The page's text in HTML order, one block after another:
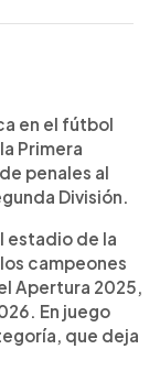
División
en la
1-1 en
Edgard
INCA.
se
clave. Con
ascenso de
la
en el fútbol
Primera
penales al
División.
estadio de la
campeones
Apertura 2025,
En juego
que deja